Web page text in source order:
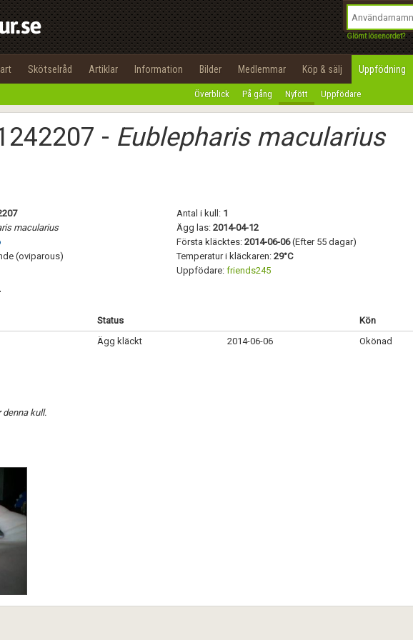
Glömt lösenordet?
Skötselråd Artiklar Information Bilder Medlemmar Köp & sälj Uppfödning
Överblick På gång Nyfött Uppfödare
- Eublepharis macularius
macularius
(oviparous)
Antal i kull: 1
Ägg las: 2014-04-12
Första kläcktes: 2014-06-06(Efter 55 dagar)
Temperatur i kläckaren: 29°C
Uppfödare: friends245
Status
Kön
Ägg kläckt 2014-06-06 Okönad
denna kull.
Utför
100%
OK
integritetspolicy
Namn:
Epost:
Lösenord:
Begär nytt lösenord
Tillbaka till förstasidan